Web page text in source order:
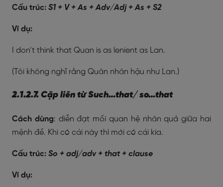
Cấu trúc: S1 + V + As + Adv/Adj + As + S2
Ví dụ:
I don’t think that Quan is as lenient as Lan.
(Tôi không nghĩ rằng Quân nhân hậu như Lan.)
2.1.2.7. Cặp liên từ Such…that/ so…that
Cách dùng: diễn đạt mối quan hệ nhân quả giữa hai
mệnh đề. Khi có cái này thì mới có cái kia.
Cấu trúc: So + adj/adv + that + clause
Ví dụ: